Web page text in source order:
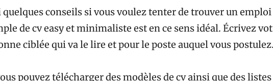
quelques conseils si vous voulez tenter de trouver un emploi
de cv easy et minimaliste est en ce sens idéal. Écrivez
ciblée qui va le lire et pour le poste auquel vous postulez.
pouvez télécharger des modèles de cv ainsi que des